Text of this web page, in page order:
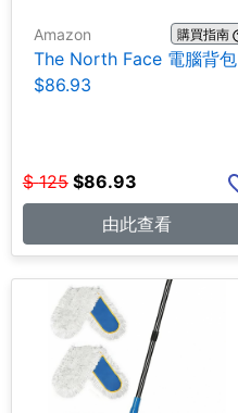
Amazon 購買指南
The North Face 電腦背包
$86.93
$ 125 $86.93
由此查看